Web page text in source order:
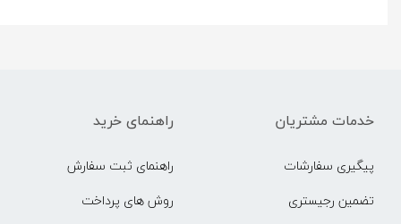
خدمات مشتریان
پیگیری سفارشات
تضمین رجیستری
راهنمای خرید
راهنمای ثبت سفارش
روش های پرداخت